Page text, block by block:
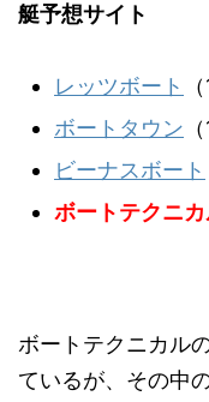
艇予想サイト
レッツボート
ボートタウン
ビーナスボート
ボートテクニ
ボートテクニカル
ているが、その中